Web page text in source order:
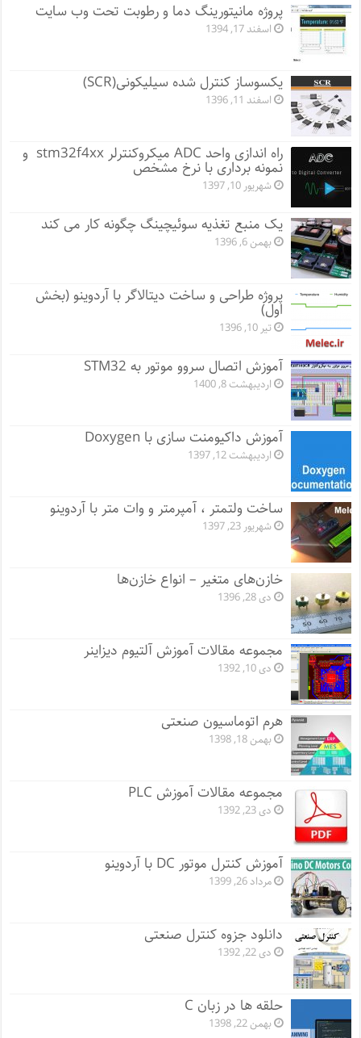
پروژه مانيتورينگ دما و رطوبت تحت وب سایت
اسفند 17, 1394
یکسوساز کنترل شده سیلیکونی(SCR)
اسفند 11, 1396
راه اندازی واحد ADC میکروکنترلر stm32f4xx و
نمونه برداری با نرخ مشخص
شهریور 10, 1397
یک منبع تغذیه سوئیچینگ چگونه کار می کند
بهمن 6, 1396
پروژه طراحی و ساخت دیتالاگر با آردوینو (بخش
اول)
تیر 10, 1396
آموزش اتصال سروو موتور به STM32
اردیبهشت 8, 1400
آموزش داکیومنت سازی با Doxygen
اردیبهشت 12, 1397
ساخت ولتمتر ، آمپرمتر و وات متر با آردوینو
شهریور 23, 1397
خازن‌های متغیر – انواع خازن‌ها
دی 28, 1396
مجموعه مقالات آموزش آلتیوم دیزاینر
دی 10, 1392
هرم اتوماسیون صنعتی
بهمن 18, 1398
مجموعه مقالات آموزش PLC
دی 23, 1392
آموزش کنترل موتور DC با آردوینو
مرداد 26, 1399
دانلود جزوه کنترل صنعتی
دی 22, 1392
حلقه ها در زبان C
بهمن 22, 1398